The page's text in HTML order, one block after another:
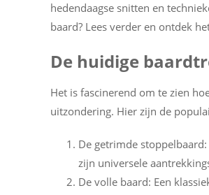
hedendaagse snitten en
baard? Lees verder en ontdek
De huidige
Het is fascinerend om te zien
uitzondering. Hier zijn de
De getrimde
zijn universele
De volle baard: Een